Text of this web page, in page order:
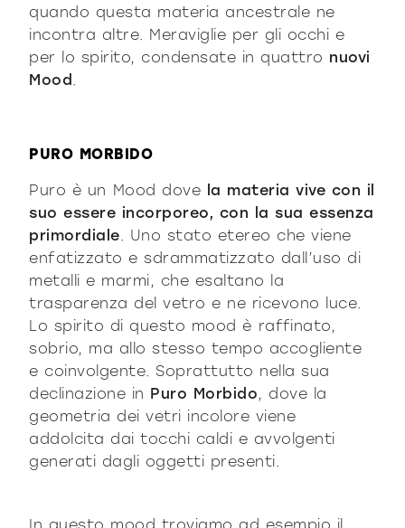
quando questa materia ancestrale ne
incontra altre. Meraviglie per gli occhi e
per lo spirito, condensate in quattro nuovi
Mood .
PURO MORBIDO
Puro è un Mood dove la materia vive con il
suo essere incorporeo, con la sua essenza
primordiale. Uno stato etereo che viene
enfatizzato e sdrammatizzato dall’uso di
metalli e marmi, che esaltano la
trasparenza del vetro e ne ricevono luce.
Lo spirito di questo mood è raffinato,
sobrio, ma allo stesso tempo accogliente
e coinvolgente. Soprattutto nella sua
declinazione in Puro Morbido, dove la
geometria dei vetri incolore viene
addolcita dai tocchi caldi e avvolgenti
generati dagli oggetti presenti.